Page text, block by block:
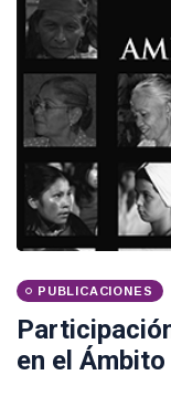
PUBLICACIONES
en el